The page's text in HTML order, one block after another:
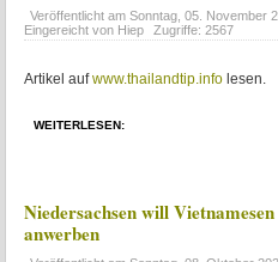
Veröffentlicht am Sonntag, 05. November
Eingereicht von Hiep
Zugriffe: 2567
Artikel aufwww.thailandtip.info lesen.
WEITERLESEN:
Niedersachsen will
anwerben